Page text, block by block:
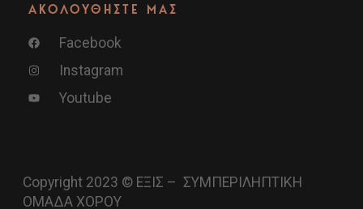
ΑΚΟΛΟΥΘΗΣΤΕ ΜΑΣ
Facebook
Instagram
Youtube
Copyright 2023 © ΕΞΙΣ – ΣΥΜΠΕΡΙΛΗΠΤΙΚΗ
ΟΜΑΔΑ ΧΟΡΟΥ